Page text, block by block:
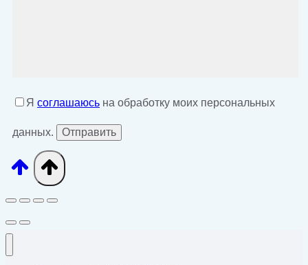
Я соглашаюсь на обработку моих персональных
данных.